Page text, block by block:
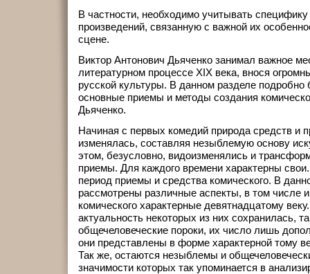
В частности, необходимо учитывать
произведений, связанную с важной их
сцене.
Виктор Антонович Дьяченко занимал важное
литературном процессе XIX века, внося
русской культуры. В данном разделе подробно
основные приемы и методы создания
Дьяченко.
Начиная с первых комедий природа средств и
изменялась, составляя незыблемую основу
этом, безусловно, видоизменялись и
приемы. Для каждого времени характерны
период приемы и средства комического. В
рассмотрены различные аспекты, в том числе
комического характерные девятнадцатому
актуальность некоторых из них сохранилась,
общечеловеческие пороки, их число лишь
они представлены в форме характерной тому
Так же, остаются незыблемы и
значимости которых так упоминается в